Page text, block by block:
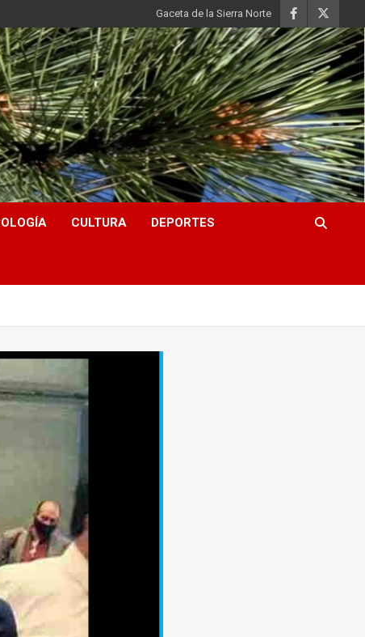
Gaceta de la Sierra Norte
CULTURA DEPORTES